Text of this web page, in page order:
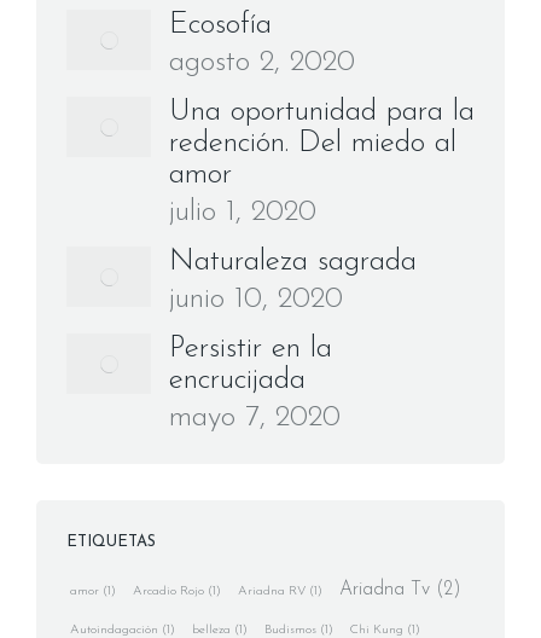
Ecosofía
agosto 2, 2020
Una oportunidad para la
redención. Del miedo al
amor
julio 1, 2020
Naturaleza sagrada
junio 10, 2020
Persistir en la
encrucijada
mayo 7, 2020
ETIQUETAS
amor (1) Arcadio Rojo (1) Ariadna RV (1) Ariadna Tv (2)
Autoindagación (1) belleza (1) Budismos (1) Chi Kung (1)